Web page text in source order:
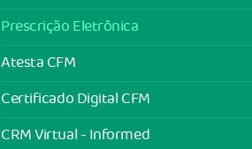
Prescrição Eletrônica
Atesta CFM
Certificado Digital CFM
CRM Virtual - Informed